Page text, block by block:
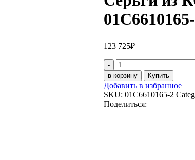
123 725₽
Серьги
из
КОМБИ
ЗОЛОТО
585
пробы
в корзину Купить
Добавить в избранное
SKU: 01С6610165-2
Поделиться: